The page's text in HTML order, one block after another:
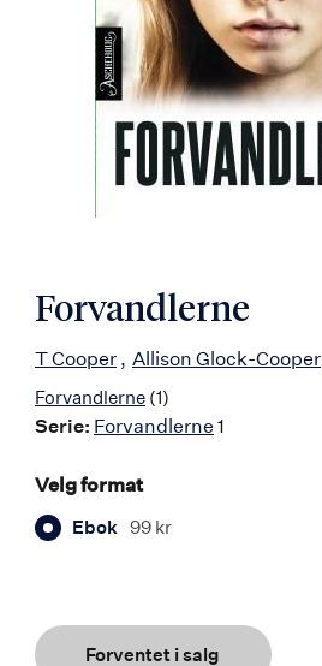
Forvandlerne
T Cooper Allison Glock-Cooper
Forvandlerne (1)
Serie: Forvandlerne 1
Velg format
Ebok 99 kr
Forventet i salg
9788203258343